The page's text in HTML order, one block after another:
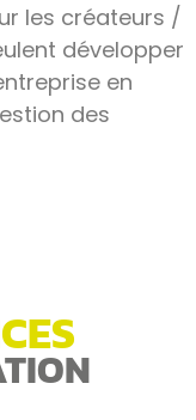
les créateurs /
développer
en
des